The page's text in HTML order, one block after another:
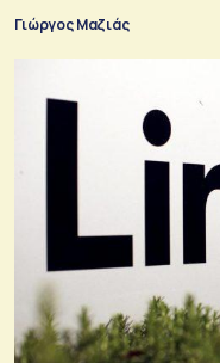
Γιώργος Μαζιάς